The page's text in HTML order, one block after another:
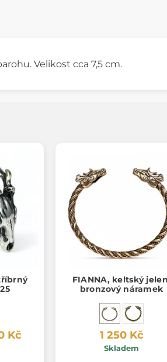
Velikost cca 7,5 cm.
Kč
FIANNA, keltský
bronzový náramek
1 250 Kč
Skladem